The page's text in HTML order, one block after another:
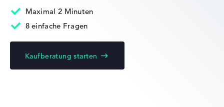
Display
Maximal 2 Minuten
8 einfache Fragen
Kaufberatung starten